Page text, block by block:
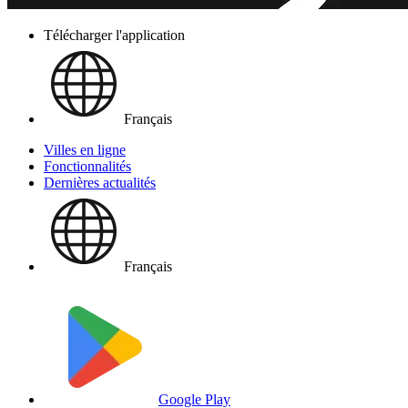
Télécharger l'application
Français
Villes en ligne
Fonctionnalités
Dernières actualités
Français
Google Play